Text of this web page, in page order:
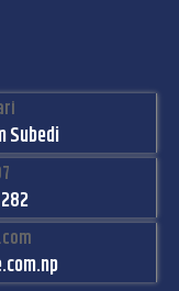
Subedi